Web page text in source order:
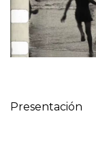
Presentación